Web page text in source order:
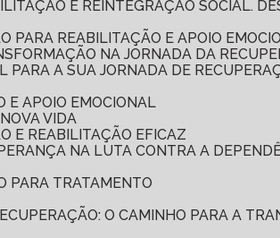
PARA REABILITAÇÃO E APOIO
NA JORNADA DA
PARA A SUA JORNADA DE
E APOIO EMOCIONAL
VIDA
E REABILITAÇÃO EFICAZ
NA LUTA CONTRA A
PARA TRATAMENTO
O CAMINHO PARA A